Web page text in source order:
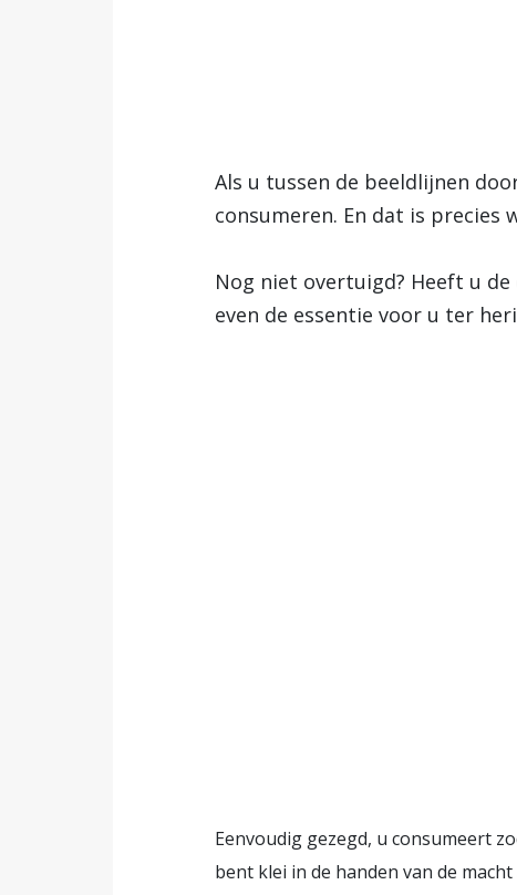
Als u tussen de beeldlijnen
consumeren. En dat is precies
Nog niet overtuigd? Heeft u
even de essentie voor u ter
Eenvoudig gezegd, u consumeert
bent klei in de handen van de